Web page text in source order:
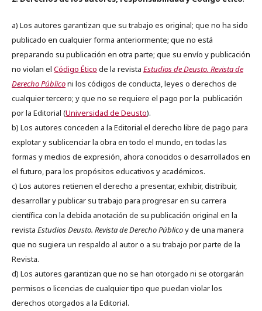
a) Los autores garantizan que su trabajo es original; que no ha sido
publicado en cualquier forma anteriormente; que no está
preparando su publicación en otra parte; que su envío y publicación
no violan el Código Ético de la revista Estudios de Deusto. Revista de
Derecho Públiconi los códigos de conducta, leyes o derechos de
cualquier tercero; y que no se requiere el pago por la publicación
por la Editorial (Universidad de Deusto).
b) Los autores conceden a la Editorial el derecho libre de pago para
explotar y sublicenciar la obra en todo el mundo, en todas las
formas y medios de expresión, ahora conocidos o desarrollados en
el futuro, para los propósitos educativos y académicos.
c) Los autores retienen el derecho a presentar, exhibir, distribuir,
desarrollar y publicar su trabajo para progresar en su carrera
científica con la debida anotación de su publicación original en la
revista Estudios Deusto. Revista de Derecho Públicoy de una manera
que no sugiera un respaldo al autor o a su trabajo por parte de la
Revista.
d) Los autores garantizan que no se han otorgado ni se otorgarán
permisos o licencias de cualquier tipo que puedan violar los
derechos otorgados a la Editorial.